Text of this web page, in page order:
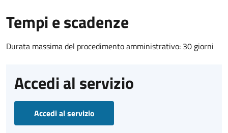
Tempi e scadenze
Durata massima del procedimento amministrativo: 30 giorni
Accedi al servizio
Accedi al servizio